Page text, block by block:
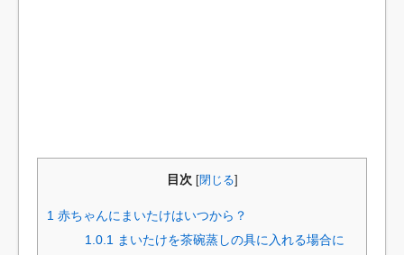
目次 閉じる
1 赤ちゃんにまいたけはいつから？
1.0.1
まいたけを茶碗蒸しの具に入れる場合に